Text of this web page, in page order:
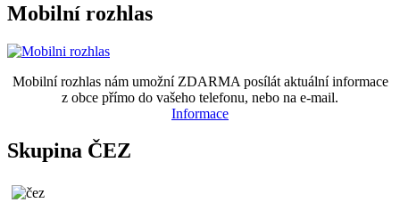
Mobilní rozhlas
Mobilní rozhlas nám umožní ZDARMA posílát aktuální informace
z obce přímo do vašeho telefonu, nebo na e-mail.
Informace
Skupina ČEZ